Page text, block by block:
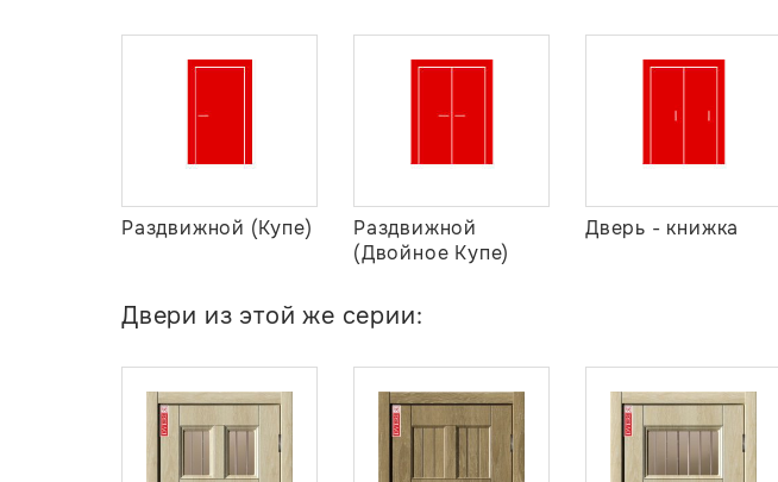
Раздвижной (Купе)
Раздвижной
(Двойное Купе)
Дверь - книжка
Двери из этой же серии: